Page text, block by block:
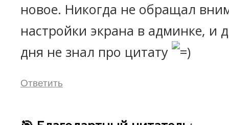
новое. Никогда не обращал
настройки экрана в админке, и
дня не знал про цитату
Ответить